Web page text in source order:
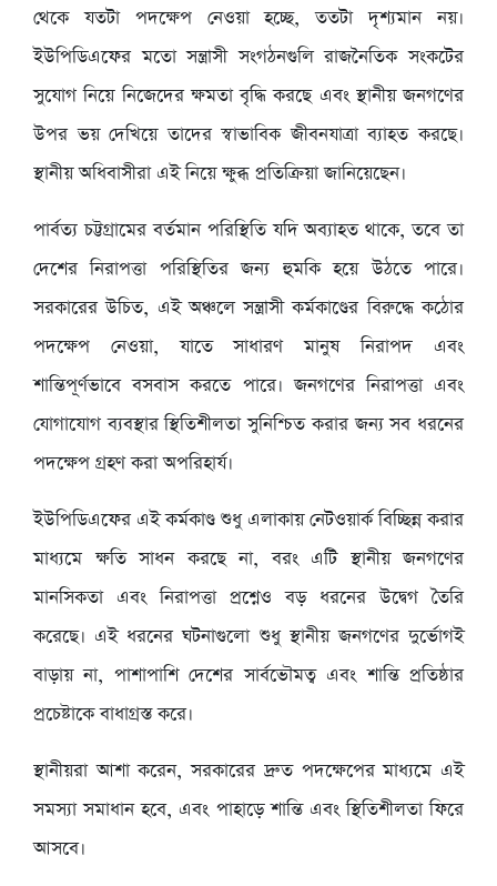
থেকে যতটা পদক্ষেপ নেওয়া হচ্ছে, ততটা দৃশ্যমান নয়।
ইউপিডিএফের মতো সন্ত্রাসী সংগঠনগুলি রাজনৈতিক সংকটের
সুযোগ নিয়ে নিজেদের ক্ষমতা বৃদ্ধি করছে এবং স্থানীয় জনগণের
উপর ভয় দেখিয়ে তাদের স্বাভাবিক জীবনযাত্রা ব্যাহত করছে।
স্থানীয় অধিবাসীরা এই নিয়ে ক্ষুব্ধ প্রতিক্রিয়া জানিয়েছেন।
পার্বত্য চট্টগ্রামের বর্তমান পরিস্থিতি যদি অব্যাহত থাকে, তবে তা
দেশের নিরাপত্তা পরিস্থিতির জন্য হুমকি হয়ে উঠতে পারে।
সরকারের উচিত, এই অঞ্চলে সন্ত্রাসী কর্মকাণ্ডের বিরুদ্ধে কঠোর
পদক্ষেপ নেওয়া, যাতে সাধারণ মানুষ নিরাপদ এবং
শান্তিপূর্ণভাবে বসবাস করতে পারে। জনগণের নিরাপত্তা এবং
যোগাযোগ ব্যবস্থার স্থিতিশীলতা সুনিশ্চিত করার জন্য সব ধরনের
পদক্ষেপ গ্রহণ করা অপরিহার্য।
ইউপিডিএফের এই কর্মকাণ্ড শুধু এলাকায় নেটওয়ার্ক বিচ্ছিন্ন করার
মাধ্যমে ক্ষতি সাধন করছে না, বরং এটি স্থানীয় জনগণের
মানসিকতা এবং নিরাপত্তা প্রশ্নেও বড় ধরনের উদ্বেগ তৈরি
করেছে। এই ধরনের ঘটনাগুলো শুধু স্থানীয় জনগণের দুর্ভোগই
বাড়ায় না, পাশাপাশি দেশের সার্বভৌমত্ব এবং শান্তি প্রতিষ্ঠার
প্রচেষ্টাকে বাধাগ্রস্ত করে।
স্থানীয়রা আশা করেন, সরকারের দ্রুত পদক্ষেপের মাধ্যমে এই
সমস্যা সমাধান হবে, এবং পাহাড়ে শান্তি এবং স্থিতিশীলতা ফিরে
আসবে।